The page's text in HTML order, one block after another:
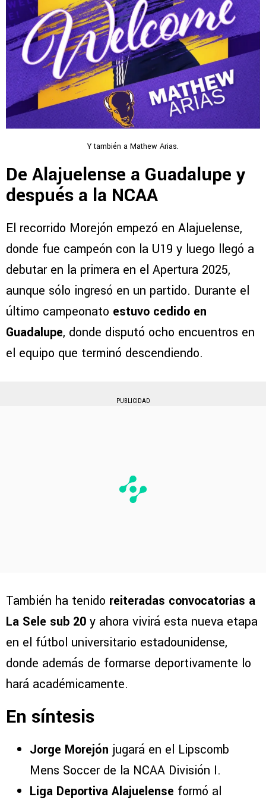
Y también a Mathew Arias.
De Alajuelense a Guadalupe y
después a la NCAA
El recorrido Morejón empezó en Alajuelense,
donde fue campeón con la U19 y luego llegó a
debutar en la primera en el Apertura 2025,
aunque sólo ingresó en un partido. Durante el
último campeonato estuvo cedido en
Guadalupe, donde disputó ocho encuentros en
el equipo que terminó descendiendo.
PUBLICIDAD
También ha tenido reiteradas convocatorias a
La Sele sub 20 y ahora vivirá esta nueva etapa
en el fútbol universitario estadounidense,
donde además de formarse deportivamente lo
hará académicamente.
En síntesis
Jorge Morejón jugará en el Lipscomb
Mens Soccer de la NCAA División I.
Liga Deportiva Alajuelense formó al